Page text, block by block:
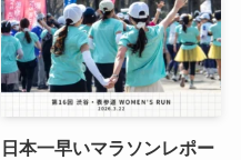
日本一早いマラソンレポー